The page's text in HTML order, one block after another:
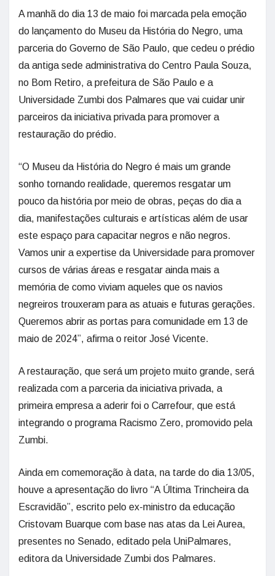
A manhã do dia 13 de maio foi marcada pela emoção
do lançamento do Museu da História do Negro, uma
parceria do Governo de São Paulo, que cedeu o prédio
da antiga sede administrativa do Centro Paula Souza,
no Bom Retiro, a prefeitura de São Paulo e a
Universidade Zumbi dos Palmares que vai cuidar unir
parceiros da iniciativa privada para promover a
restauração do prédio.
“O Museu da História do Negro é mais um grande
sonho tornando realidade, queremos resgatar um
pouco da história por meio de obras, peças do dia a
dia, manifestações culturais e artísticas além de usar
este espaço para capacitar negros e não negros.
Vamos unir a expertise da Universidade para promover
cursos de várias áreas e resgatar ainda mais a
memória de como viviam aqueles que os navios
negreiros trouxeram para as atuais e futuras gerações.
Queremos abrir as portas para comunidade em 13 de
maio de 2024”, afirma o reitor José Vicente.
A restauração, que será um projeto muito grande, será
realizada com a parceria da iniciativa privada, a
primeira empresa a aderir foi o Carrefour, que está
integrando o programa Racismo Zero, promovido pela
Zumbi.
Ainda em comemoração à data, na tarde do dia 13/05,
houve a apresentação do livro “A Última Trincheira da
Escravidão”, escrito pelo ex-ministro da educação
Cristovam Buarque com base nas atas da Lei Aurea,
presentes no Senado, editado pela UniPalmares,
editora da Universidade Zumbi dos Palmares.